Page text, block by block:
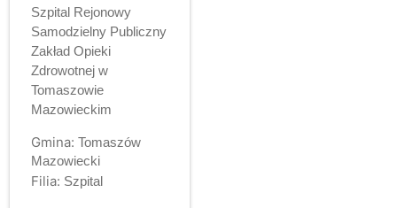
Szpital Rejonowy
Samodzielny Publiczny
Zakład Opieki
Zdrowotnej w
Tomaszowie
Mazowieckim
Gmina: Tomaszów
Mazowiecki
Filia: Szpital